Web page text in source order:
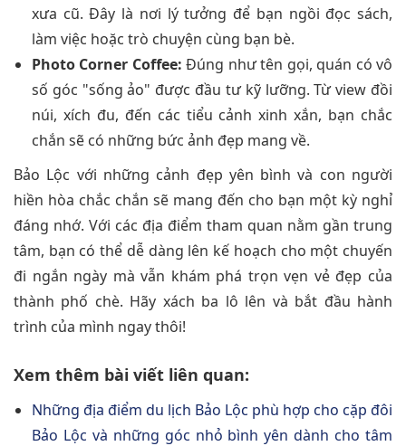
xưa cũ. Đây là nơi lý tưởng để bạn ngồi đọc sách,
làm việc hoặc trò chuyện cùng bạn bè.
Photo Corner Coffee: Đúng như tên gọi, quán có vô
số góc "sống ảo" được đầu tư kỹ lưỡng. Từ view đồi
núi, xích đu, đến các tiểu cảnh xinh xắn, bạn chắc
chắn sẽ có những bức ảnh đẹp mang về.
Bảo Lộc với những cảnh đẹp yên bình và con người
hiền hòa chắc chắn sẽ mang đến cho bạn một kỳ nghỉ
đáng nhớ. Với các địa điểm tham quan nằm gần trung
tâm, bạn có thể dễ dàng lên kế hoạch cho một chuyến
đi ngắn ngày mà vẫn khám phá trọn vẹn vẻ đẹp của
thành phố chè. Hãy xách ba lô lên và bắt đầu hành
trình của mình ngay thôi!
Xem thêm bài viết liên quan:
Những địa điểm du lịch Bảo Lộc phù hợp cho cặp đôi
Bảo Lộc và những góc nhỏ bình yên dành cho tâm